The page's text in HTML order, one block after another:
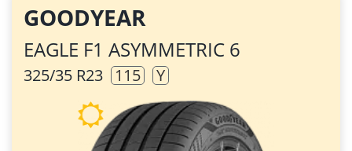
GOODYEAR
EAGLE F1 ASYMMETRIC 6
325/35 R23 115 Y